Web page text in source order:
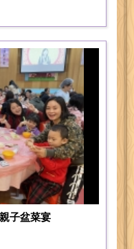
子盆菜宴